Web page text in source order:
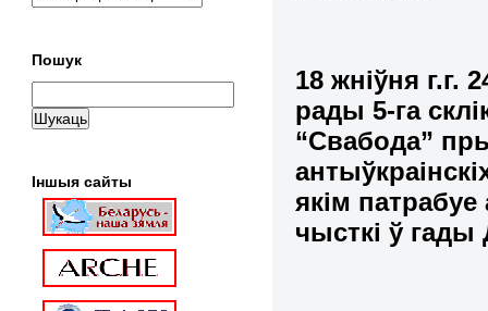
18 жніўня г.г.
рады 5-га
“Свабода”
якім
чысткі ў
Пошук
Іншыя сайты